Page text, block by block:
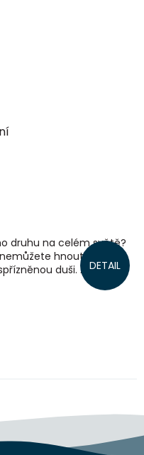
DETAIL
druhu na celém světě?
hnout, s nikým
duši. Alan